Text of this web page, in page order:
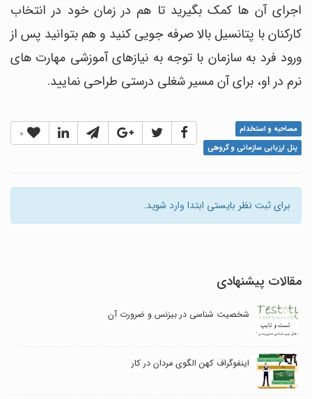
اجرای آن ها کمک بگیرید تا هم در زمان خود در انتخاب
کارکنان با پتانسیل بالا صرفه جویی کنید و هم بتوانید پس از
ورود فرد به سازمان با توجه به نیازهای آموزشی مهارت های
نرم در او، برای آن مسیر شغلی درستی طراحی نمایید.
0
مصاحبه و استخدام
پنل ارزیابی سازمانی و گروهی
برای ثبت نظر بایستی ابتدا وارد شوید.
مقالات پیشنهادی
شخصیت شناسی در بیزنس و ضرورت آن
اینفوگراف کهن الگوی مردان در کار